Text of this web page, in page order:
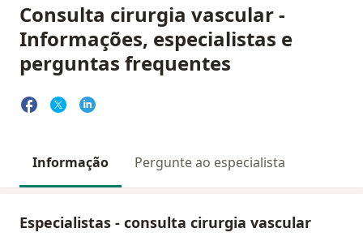
Consulta cirurgia vascular -
Informações, especialistas e
perguntas frequentes
Informação Pergunte ao especialista
Especialistas - consulta cirurgia vascular